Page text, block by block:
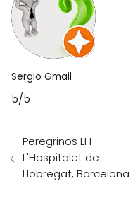
Sergio Gmail
5/5
Peregrinos LH -
L'Hospitalet de
Llobregat, Barcelona